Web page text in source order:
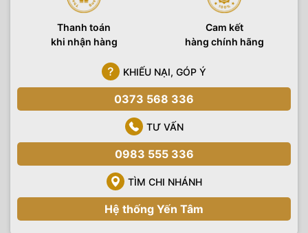
Thanh toán
khi nhận hàng
Cam kết
hàng chính hãng
KHIẾU NẠI, GÓP Ý
0373 568 336
TƯ VẤN
0983 555 336
TÌM CHI NHÁNH
Hệ thống Yến Tâm